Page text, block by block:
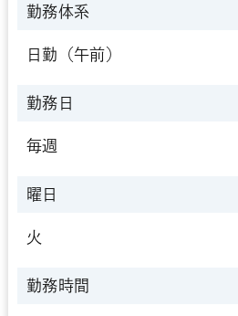
勤務体系
日勤（午前）
勤務日
毎週
曜日
火
勤務時間